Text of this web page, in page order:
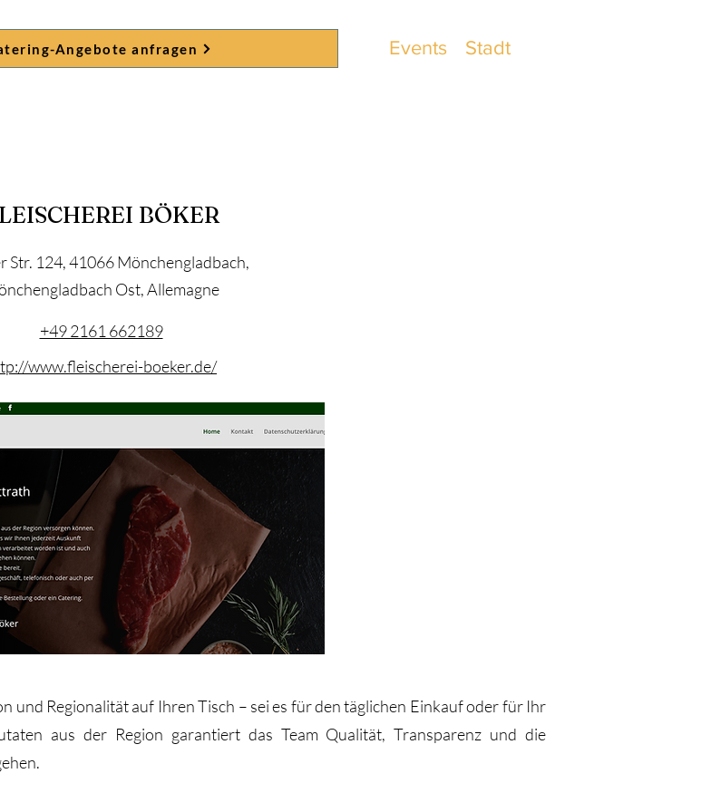
Angebote anfragen Events Stadt
BÖKER
Str. 124, 41066 Mönchengladbach,
Ost, Allemagne
+49 2161 662189
www.fleischerei-boeker.de/
und Regionalität auf Ihren Tisch – sei es für den täglichen Einkauf oder für Ihr
aus der Region garantiert das Team Qualität, Transparenz und die